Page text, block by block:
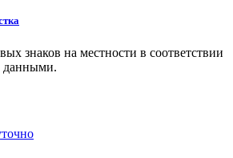
знаков на местности в соответствии
данными.